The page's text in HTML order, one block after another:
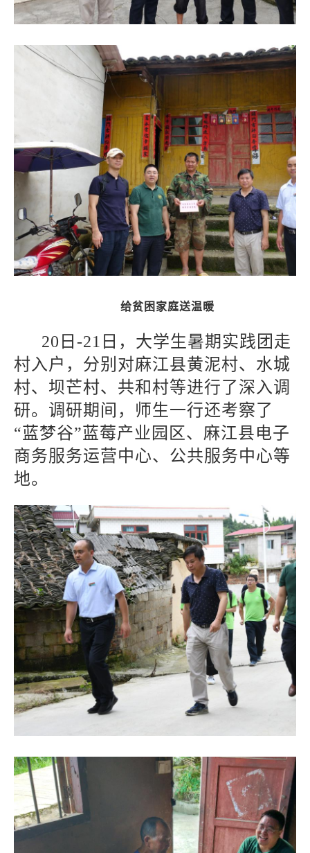
给贫困家庭送温暖
20 日-21日，大学生暑期实践团走
村入户，分别对麻江县黄泥村、水城
村、坝芒村、共和村等进行了深入调
研。调研期间，师生一行还考察了
“蓝梦谷”蓝莓产业园区、麻江县电子
商务服务运营中心、公共服务中心等
地。